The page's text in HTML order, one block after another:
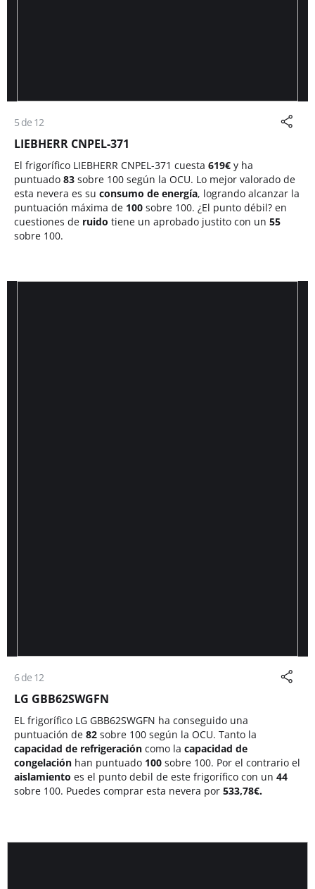
5 de 12
LIEBHERR CNPEL-371
El frigorífico LIEBHERR CNPEL-371 cuesta 619€ y ha
puntuado 83 sobre 100 según la OCU. Lo mejor valorado de
esta nevera es su consumo de energía, logrando alcanzar la
puntuación máxima de 100 sobre 100. ¿El punto débil? en
cuestiones de ruido tiene un aprobado justito con un 55
sobre 100.
6 de 12
LG GBB62SWGFN
EL frigorífico LG GBB62SWGFN ha conseguido una
puntuación de 82 sobre 100 según la OCU. Tanto la
capacidad de refrigeración como la capacidad de
congelación han puntuado 100 sobre 100. Por el contrario el
aislamiento es el punto debil de este frigorífico con un 44
sobre 100. Puedes comprar esta nevera por 533,78€.